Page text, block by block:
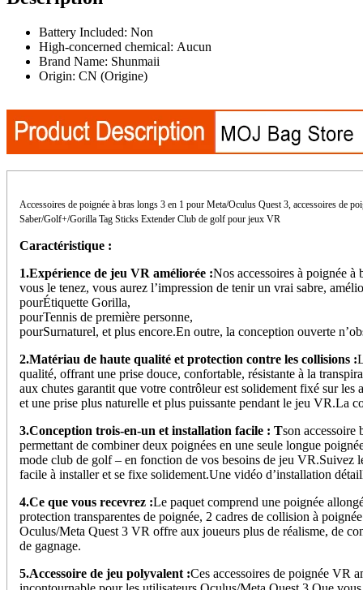
long
améliorent
l'expérience
VR
Extensions
fixation
club
golf
pour
Meta
Quest
Battery Included: Non
High-concerned chemical: Aucun
Brand Name: Shunmaii
Origin: CN (Origine)
Accessoires de poignée à bras longs 3 en 1 pour Meta/Oculus Quest 3, accessoires de
Saber/Golf+/Gorilla Tag Sticks Extender Club de golf pour jeux VR
Caractéristique :
1.Expérience de jeu VR améliorée :Nos accessoires à poignée
vous le tenez, vous aurez l’impression de tenir un vrai sabre,
pourÉtiquette Gorilla,
pourTennis de première personne,
pourSurnaturel, et plus encore.En outre, la conception ouverte
2.Matériau de haute qualité et protection contre les collisions :
qualité, offrant une prise douce, confortable, résistante à la
aux chutes garantit que votre contrôleur est solidement fixé sur
et une prise plus naturelle et plus puissante pendant le jeu VR.La
3.Conception trois-en-un et installation facile : Tson accessoire
permettant de combiner deux poignées en une seule longue
mode club de golf – en fonction de vos besoins de jeu VR.Suivez
facile à installer et se fixe solidement.Une vidéo d’installation
4.Ce que vous recevrez :Le paquet comprend une poignée
protection transparentes de poignée, 2 cadres de collision à
Oculus/Meta Quest 3 VR offre aux joueurs plus de réalisme, de
de gagnage.
5.Accessoire de jeu polyvalent :Ces accessoires de poignée VR